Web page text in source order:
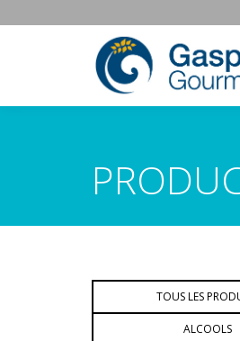
TOUS LES
ALCOOLS